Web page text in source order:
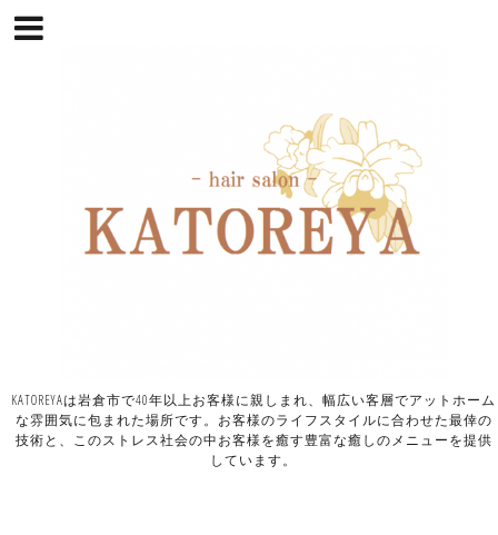
KATOREYAは岩倉市で40年以上お客様に親しまれ、幅広い客層でアットホーム
な雰囲気に包まれた場所です。お客様のライフスタイルに合わせた最倖の
技術と、このストレス社会の中お客様を癒す豊富な癒しのメニューを提供
しています。